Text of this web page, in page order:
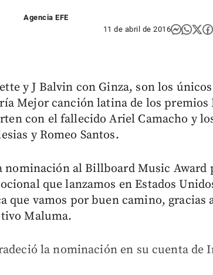
Agencia EFE
11 de abril de 2016
y J Balvin con Ginza, son los
Mejor canción latina de los
con el fallecido Ariel Camacho y
y Romeo Santos.
nominación al Billboard Music Award
que lanzamos en Estados
vamos por buen camino, gracias
Maluma.
la nominación en su cuenta de